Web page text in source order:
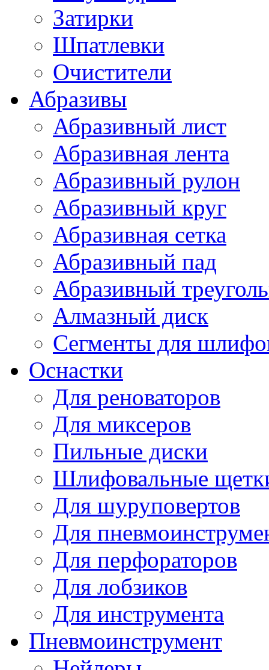
Затирки
Шпатлевки
Очистители
Абразивы
Абразивный лист
Абразивная лента
Абразивный рулон
Абразивный круг
Абразивная сетка
Абразивный пад
Абразивный
Алмазный диск
Сегменты для
Оснастки
Для реноваторов
Для миксеров
Пильные диски
Шлифовальные
Для шуруповертов
Для
Для перфораторов
Для лобзиков
Для инструмента
Пневмоинструмент